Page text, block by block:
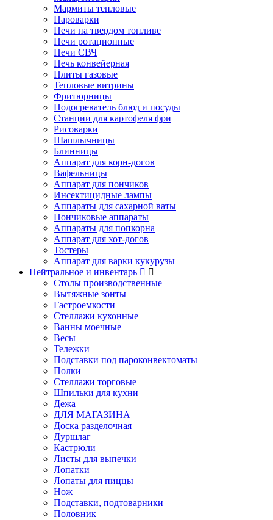
Мармиты тепловые
Пароварки
Печи на твердом топливе
Печи ротационные
Печи СВЧ
Печь конвейерная
Плиты газовые
Тепловые витрины
Фритюрницы
Подогреватель блюд и посуды
Станции для картофеля фри
Рисоварки
Шашлычницы
Блинницы
Аппарат для корн-догов
Вафельницы
Аппарат для пончиков
Инсектицидные лампы
Аппараты для сахарной ваты
Пончиковые аппараты
Аппараты для попкорна
Аппарат для хот-догов
Тостеры
Аппарат для варки кукурузы
Нейтральное и инвентарь
Столы производственные
Вытяжные зонты
Гастроемкости
Стеллажи кухонные
Ванны моечные
Весы
Тележки
Подставки под пароконвектоматы
Полки
Стеллажи торговые
Шпильки для кухни
Дежа
ДЛЯ МАГАЗИНА
Доска разделочная
Дуршлаг
Кастрюли
Листы для выпечки
Лопатки
Лопаты для пиццы
Нож
Подставки, подтоварники
Половник